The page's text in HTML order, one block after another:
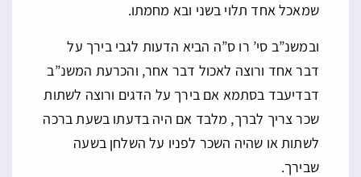
שמאכל אחד תלוי בשני ובא מחמתו.
ובמשנ”ב סי’ רו ס”ה הביא הדעות לגבי בירך על
דבר אחד ורוצה לאכול דבר אחר, והכרעת המשנ”ב
דבדיעבד בסתמא אם בירך על הדגים ורוצה לשתות
שכר צריך לברך, מלבד אם היה בדעתו בשעת ברכה
לשתות או שהיה השכר לפניו על השלחן בשעה
שבירך.